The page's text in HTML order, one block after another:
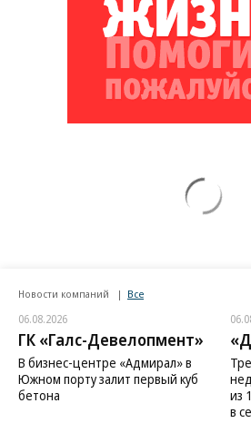
Новости компаний Все
06.08.2026
ГК «Галс-Девелопмент»
В бизнес-центре «Адмирал» в
Южном порту залит первый куб
бетона
из
в